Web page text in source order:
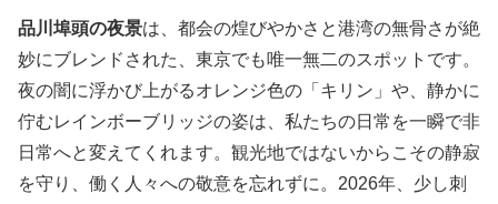
品川埠頭の夜景は、都会の煌びやかさと港湾の無骨さが絶
妙にブレンドされた、東京でも唯一無二のスポットです。
夜の闇に浮かび上がるオレンジ色の「キリン」や、静かに
佇むレインボーブリッジの姿は、私たちの日常を一瞬で非
日常へと変えてくれます。観光地ではないからこその静寂
を守り、働く人々への敬意を忘れずに。2026年、少し刺